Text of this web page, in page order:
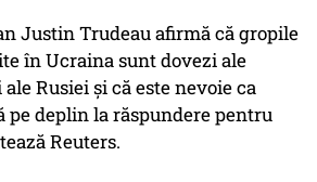
Justin Trudeau afirmă că gropile
în Ucraina sunt dovezi ale
Rusiei şi că este nevoie ca
pe deplin la răspundere pentru
Reuters.